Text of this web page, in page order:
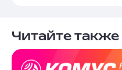
Читайте также